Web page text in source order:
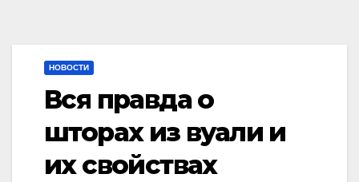
НОВОСТИ
Вся правда о
шторах из вуали и
их свойствах